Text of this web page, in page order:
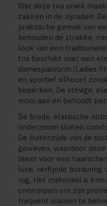
Wat deze trui uniek
zakken in de zijnaden.
praktische gemak van
behouden de strakke,
look van een
trui beschikt over een
damespasvorm (Ladies
en sportief silhouet
beperken. De stevige,
mooi aan en behoudt
De brede, elastische
onderzoom sluiten
De buitenzijde van de
geweven, waardoor
leent voor een
luxe, verfijnde borduring
rug. Het materiaal is
ontworpen om zijn
frequent wassen te